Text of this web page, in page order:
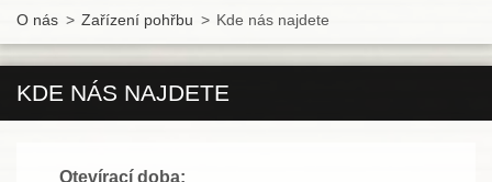
O nás > Zařízení pohřbu > Kde nás najdete
KDE NÁS NAJDETE
Otevírací doba: